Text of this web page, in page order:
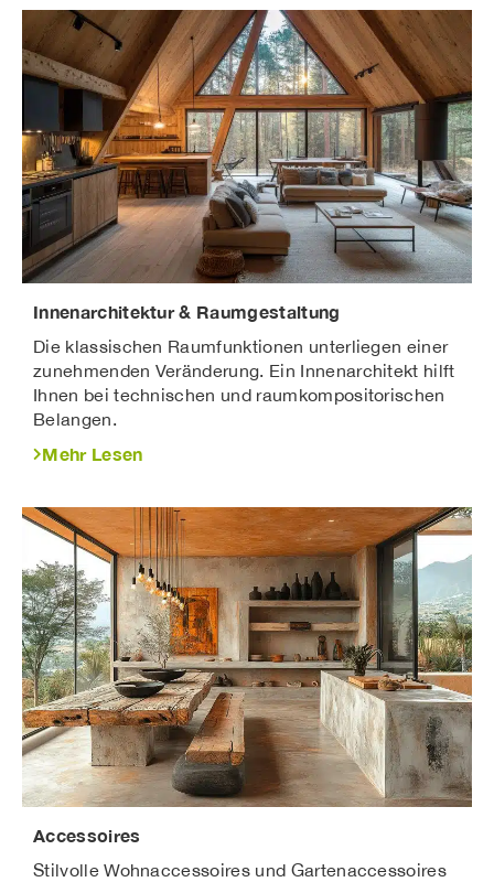
Innenarchitektur & Raumgestaltung
Die klassischen Raumfunktionen unterliegen einer
zunehmenden Veränderung. Ein Innenarchitekt hilft
Ihnen bei technischen und raumkompositorischen
Belangen.
Mehr Lesen
Accessoires
Stilvolle Wohnaccessoires und Gartenaccessoires